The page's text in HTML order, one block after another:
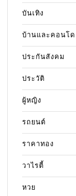
บันเทิง
บ้านและคอนโด
ประกันสังคม
ประวัติ
ผู้หญิง
รถยนต์
ราคาทอง
วาไรตี้
หวย